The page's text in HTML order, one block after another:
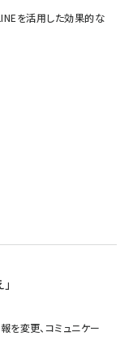
を活用した効果的な
を変更、コミュニケー